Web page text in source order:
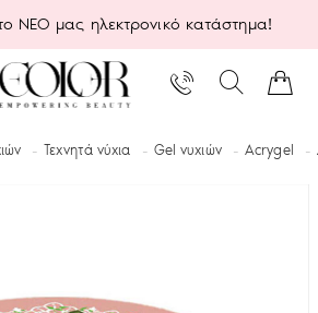
ΝΕΟ μας ηλεκτρονικό κατάστημα!
Τεχνητά νύχια Gel νυχιών Acrygel